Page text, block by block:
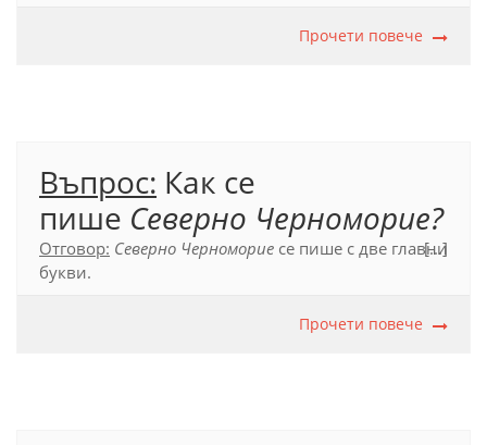
Прочети повече
Въпрос: Как се
пише Северно Черноморие?
Отговор: Северно Черноморие се пише с две главни
букви.
[...]
Прочети повече